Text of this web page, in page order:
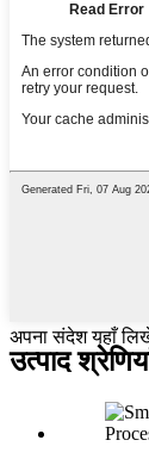
अपना संदेश यहाँ
उत्पाद